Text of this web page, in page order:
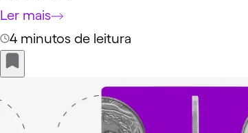
Ler mais
4 minutos de leitura